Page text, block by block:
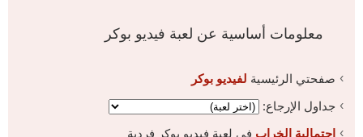
معلومات أساسية عن لعبة فيديو بوكر
صفحتي الرئيسيةلفيديو بوكر
جداول الإرجاع:
احتمالية الخرابفي لعبة فيديو بوكر فردية